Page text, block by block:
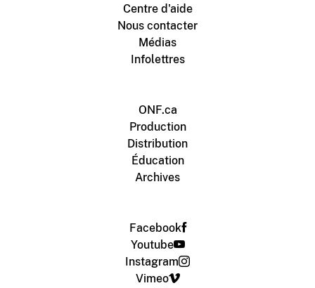
Centre d'aide
Nous contacter
Médias
Infolettres
ONF.ca
Production
Distribution
Éducation
Archives
Facebook
Youtube
Instagram
Vimeo